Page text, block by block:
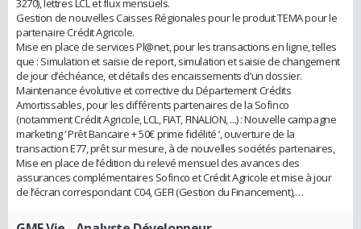
3270), lettres LCL et flux mensuels.
Gestion de nouvelles Caisses Régionales pour le produit TEMA pour le
partenaire Crédit Agricole.
Mise en place de services Pl@net, pour les transactions en ligne, telles
que : Simulation et saisie de report, simulation et saisie de changement
de jour d’échéance, et détails des encaissements d’un dossier.
Maintenance évolutive et corrective du Département Crédits
Amortissables, pour les différents partenaires de la Sofinco
(notamment Crédit Agricole, LCL, FIAT, FINALION, ...) : Nouvelle campagne
marketing ‘ Prêt Bancaire + 50€ prime fidélité ’, ouverture de la
transaction E77, prêt sur mesure, à de nouvelles sociétés partenaires,
Mise en place de l’édition du relevé mensuel des avances des
assurances complémentaires Sofinco et Crédit Agricole et mise à jour
de l’écran correspondant C04, GEFI (Gestion du Financement),…